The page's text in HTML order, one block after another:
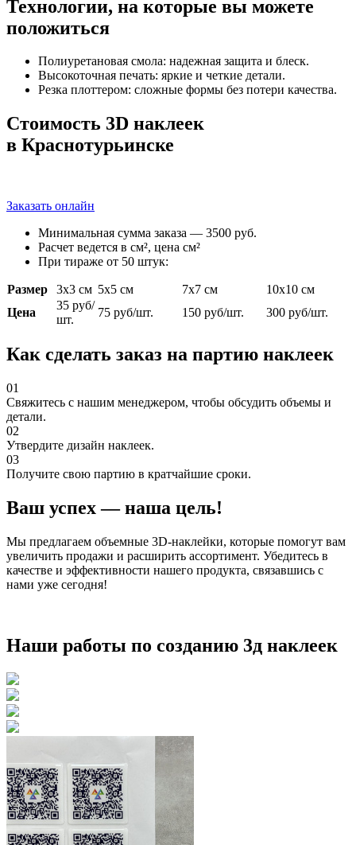
Технологии, на которые вы можете
положиться
Полиуретановая смола: надежная защита и блеск.
Высокоточная печать: яркие и четкие детали.
Резка плоттером: сложные формы без потери качества.
Стоимость 3D наклеек
в Краснотурьинске
Заказать онлайн
Минимальная сумма заказа — 3500 руб.
Расчет ведется в см², цена см²
При тираже от 50 штук:
Размер 3х3 см 5х5 см 7х7 см
10х10 см
Цена
35 руб/
шт.
75 руб/шт. 150 руб/шт. 300 руб/шт.
Как сделать заказ на партию наклеек
01
Свяжитесь с нашим менеджером, чтобы обсудить объемы и
детали.
02
Утвердите дизайн наклеек.
03
Получите свою партию в кратчайшие сроки.
Ваш успех — наша цель!
Мы предлагаем объемные 3D-наклейки, которые помогут вам
увеличить продажи и расширить ассортимент. Убедитесь в
качестве и эффективности нашего продукта, связавшись с
нами уже сегодня!
Наши работы по созданию 3д наклеек